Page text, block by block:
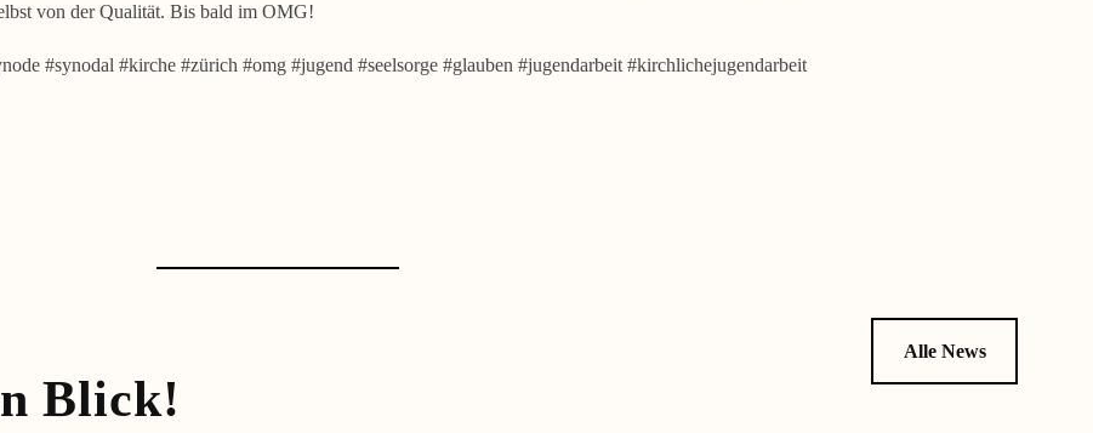
von der Qualität. Bis bald im OMG!
#synodal #kirche #zürich #omg #jugend #seelsorge #glauben #jugendarbeit #kirchlichejugendarbeit
Blick!
Alle News